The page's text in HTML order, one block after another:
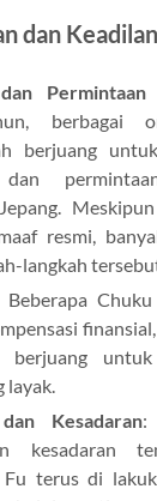
dan Keadilan
berbagai
berjuang
dan
resmi,
langkah
Beberapa
berjuang untuk
layak.
Kesadaran:
kesadaran
terus di